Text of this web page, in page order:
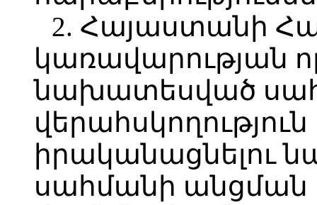
2. Հայաստանի
կառավարության
նախատեսված
իրականացնելու
սահմանի անցման